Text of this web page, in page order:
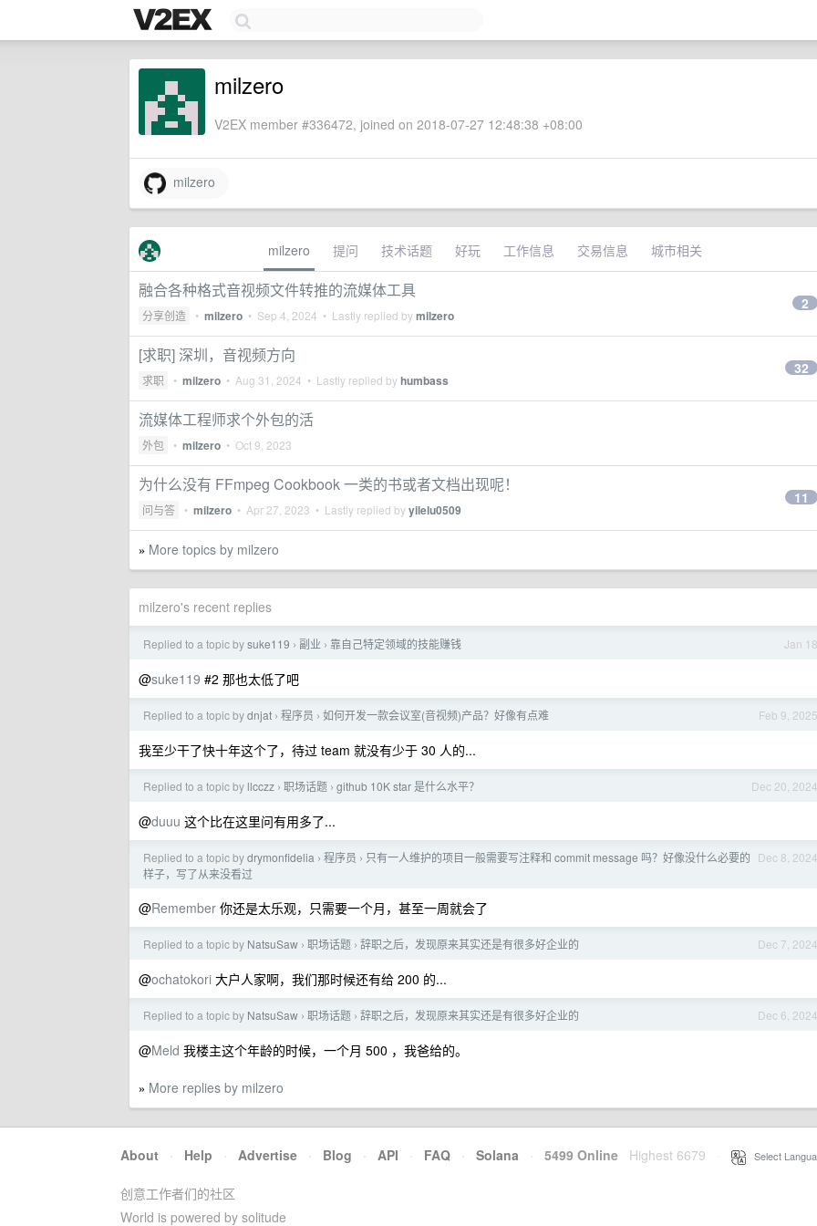
milzero
V2EX member #336472, joined on 2018-07-27 12:48:38 +08:00
milzero
milzero 提问 技术话题 好玩 工作信息 交易信息 城市相关
融合各种格式音视频文件转推的流媒体工具
分享创造 • milzero • Sep 4, 2024 • Lastly replied bymilzero
2
[求职] 深圳，音视频方向
求职 • milzero • Aug 31, 2024 • Lastly replied byhumbass
32
流媒体工程师求个外包的活
外包 • milzero • Oct 9, 2023
为什么没有 FFmpeg Cookbook 一类的书或者文档出现呢！
问与答 • milzero • Apr 27, 2023 • Lastly replied byyilelu0509
11
» More topics by milzero
milzero's recent replies
Jan 18
Replied to a topic bysuke119 › 副业 › 靠自己特定领域的技能赚钱
@suke119 #2 那也太低了吧
Feb 9, 2025
Replied to a topic bydnjat › 程序员 › 如何开发一款会议室(音视频)产品？好像有点难
我至少干了快十年这个了，待过 team 就没有少于 30 人的...
Dec 20, 2024
Replied to a topic by llcczz › 职场话题 › github 10K star 是什么水平？
@duuu 这个比在这里问有用多了...
Dec 8, 2024
Replied to a topic bydrymonfidelia › 程序员 › 只有一人维护的项目一般需要写注释和 commit message 吗？好像没什么必要的
样子，写了从来没看过
@Remember 你还是太乐观，只需要一个月，甚至一周就会了
Dec 7, 2024
Replied to a topic by NatsuSaw › 职场话题 › 辞职之后，发现原来其实还是有很多好企业的
@ochatokori 大户人家啊，我们那时候还有给 200 的...
Dec 6, 2024
Replied to a topic by NatsuSaw › 职场话题 › 辞职之后，发现原来其实还是有很多好企业的
@Meld 我楼主这个年龄的时候，一个月 500 ，我爸给的。
» More replies by milzero
About · Help · Advertise · Blog · API · FAQ · Solana · 5499 Online Highest 6679 Select
创意工作者们的社区
World is powered by solitude